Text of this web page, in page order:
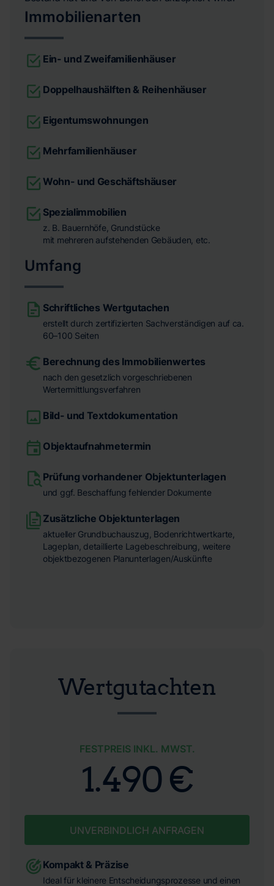
Wertgutachten
FESTPREIS INKL. MWST.
1.490 €
UNVERBINDLICH ANFRAGEN
Kompakt & Präzise
Ideal für kleinere Entscheidungsprozesse und einen
Immobilienarten
Ein- und Zweifamilienhäuser
Doppelhaushälften & Reihenhäuser
Eigentumswohnungen
Mehrfamilienhäuser
Wohn- und Geschäftshäuser
Spezialimmobilien
z. B. Bauernhöfe, Grundstücke
mit mehreren aufstehenden Gebäuden, etc.
Umfang
Schriftliches Wertgutachen
erstellt durch zertifizierten Sachverständigen auf ca.
60–100 Seiten
Berechnung des Immobilienwertes
nach den gesetzlich vorgeschriebenen
Wertermittlungsverfahren
Bild- und Textdokumentation
Objektaufnahmetermin
Prüfung vorhandener Objektunterlagen
und ggf. Beschaffung fehlender Dokumente
Zusätzliche Objektunterlagen
aktueller Grundbuchauszug, Bodenrichtwertkarte,
Lageplan, detaillierte Lagebeschreibung, weitere
objektbezogenen Planunterlagen/Auskünfte